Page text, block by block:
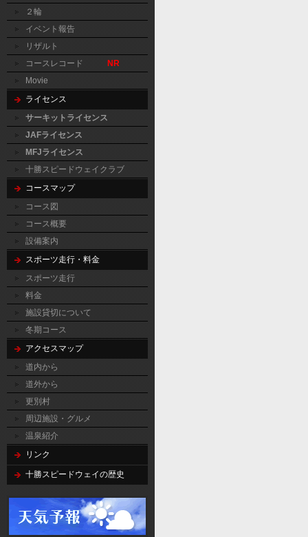
２輪
イベント報告
リザルト
コースレコード
NR
Movie
ライセンス
サーキットライセンス
JAFライセンス
MFJライセンス
十勝スピードウェイクラブ
コースマップ
コース図
コース概要
設備案内
スポーツ走行・料金
スポーツ走行
料金
施設貸切について
冬期コース
アクセスマップ
道内から
道外から
更別村
周辺施設・グルメ
温泉紹介
リンク
十勝スピードウェイの歴史